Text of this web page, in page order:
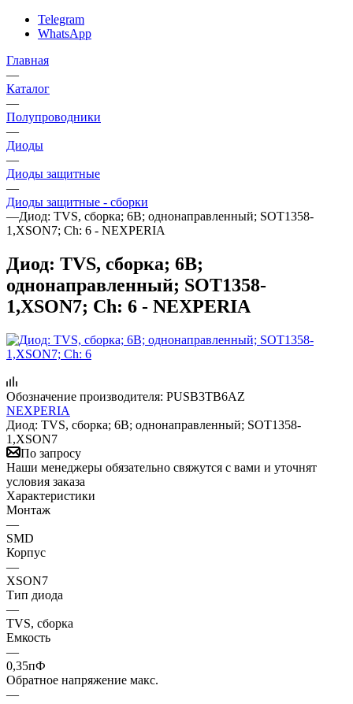
Telegram
WhatsApp
Главная
—
Каталог
—
Полупроводники
—
Диоды
—
Диоды защитные
—
Диоды защитные - сборки
—Диод: TVS, сборка; 6В; однонаправленный; SOT1358-
1,XSON7; Ch: 6 - NEXPERIA
Диод: TVS, сборка; 6В;
однонаправленный; SOT1358-
1,XSON7; Ch: 6 - NEXPERIA
Обозначение производителя: PUSB3TB6AZ
NEXPERIA
Диод: TVS, сборка; 6В; однонаправленный; SOT1358-
1,XSON7
По запросу
Наши менеджеры обязательно свяжутся с вами и уточнят
условия заказа
Характеристики
Монтаж
—
SMD
Корпус
—
XSON7
Тип диода
—
TVS, сборка
Емкость
—
0,35пФ
Обратное напряжение макс.
—